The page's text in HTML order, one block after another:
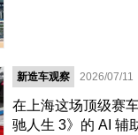
新造车观察 2026/07/11
在上海这场顶级赛
驰人生 3》的 AI 辅